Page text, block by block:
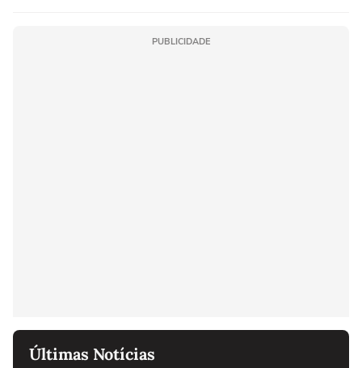
PUBLICIDADE
Últimas Notícias